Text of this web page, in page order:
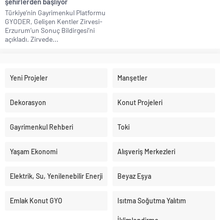
Türkiye’nin Gayrimenkul Platformu
GYODER, Gelişen Kentler Zirvesi-
Erzurum’un Sonuç Bildirgesi’ni
açıkladı. Zirvede...
Yeni Projeler Manşetler
Dekorasyon Konut Projeleri
Gayrimenkul Rehberi Toki
Yaşam Ekonomi Alışveriş Merkezleri
Elektrik, Su, Yenilenebilir Enerji Beyaz Eşya
Emlak Konut GYO Isıtma Soğutma Yalıtım